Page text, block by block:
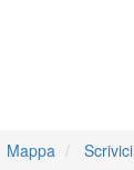
Mappa Scrivici